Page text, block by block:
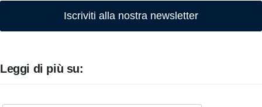
Iscriviti alla nostra newsletter
Leggi di più su: